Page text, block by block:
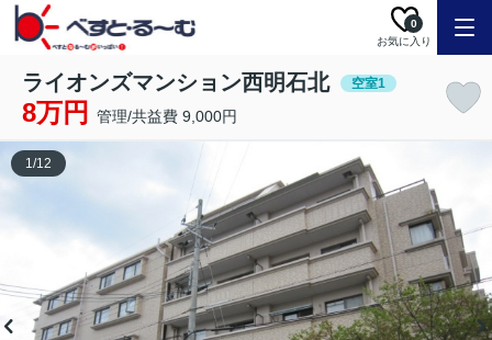
お気に入り
0
ライオンズマンション西明石北 空室1
8万円 管理/共益費 9,000円
1/12